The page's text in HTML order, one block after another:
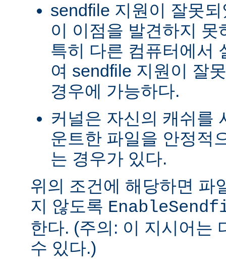
sendfile 지원이 잘못
이 이점을 발견하지
특히 다른 컴퓨터에서
여 sendfile 지원이 잘
경우에 가능하다.
커널은 자신의 캐쉬를
운트한 파일을 안정적
는 경우가 있다.
위의 조건에 해당하면 파
지 않도록
한다. (주의: 이 지시어는
수 있다.)